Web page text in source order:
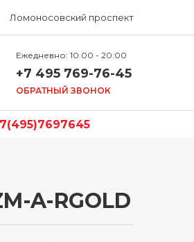
Ломоносовский проспект
Ежедневно: 10:00 - 20:00
+7 495 769-76-45
ОБРАТНЫЙ ЗВОНОК
A-RGOLD